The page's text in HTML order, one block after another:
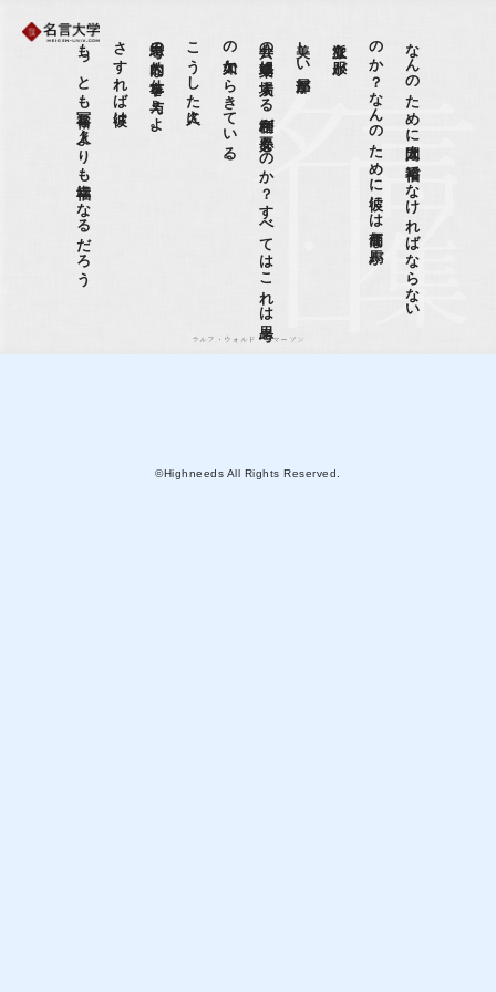
な
ん
の
た
め
に
人間は
裕福で
な
け
れ
ば
な
ら
な
い
の
か
？
な
ん
の
た
め
に
彼に
は
高価な
馬が
、
立派な服が、
美しい部屋が、
公共の
娯楽場に
入場す
る
権利が
必要な
の
か
？
す
べ
て
は
こ
れ
は
思考
の
欠如か
ら
き
て
い
る
。
こうした人々に、
思考の内的な仕事を与えよ。
さすれば彼は、
もっとも冨裕な人々よりも幸福になるだろう
ラルフ・ウォルド・エマーソン
©Highneeds All Rights Reserved.